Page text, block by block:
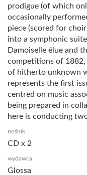
prodigue (of which
occasionally
piece (scored for
into a symphonic
Damoiselle élue and
competitions of
of hitherto unknown
represents the first
centred on music
being prepared in
here is conducting
nośnik
CD x 2
wydawca
Glossa